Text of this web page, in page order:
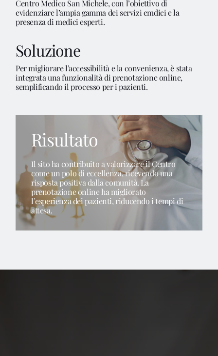
Centro Medico San Michele, con l’obiettivo di
evidenziare l’ampia gamma dei servizi emdici e la
presenza di medici esperti.
Soluzione
Per migliorare l’accessibilità e la convenienza, è stata
integrata una funzionalità di prenotazione online,
semplificando il processo per i pazienti.
Risultato
Il sito ha contribuito a valorizzare il Centro
come un polo di eccellenza, ricevendo una
risposta positiva dalla comunità. La
prenotazione online ha migliorato
l’esperienza dei pazienti, riducendo i tempi di
attesa.
Blog
Contattaci